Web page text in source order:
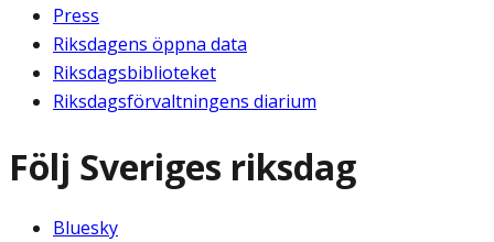
Press
Riksdagens öppna data
Riksdagsbiblioteket
Riksdagsförvaltningens diarium
Följ Sveriges riksdag
Bluesky